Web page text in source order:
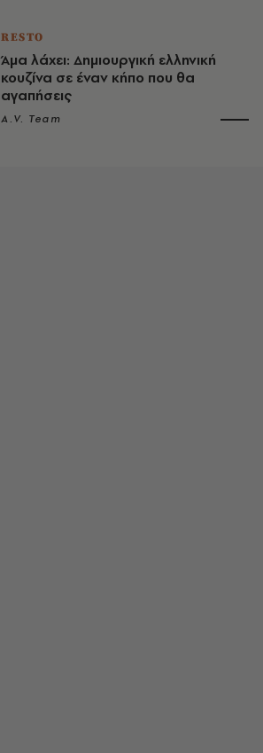
RESTO
Άμα λάχει: Δημιουργική ελληνική
κουζίνα σε έναν κήπο που θα
αγαπήσεις
A.V. Team